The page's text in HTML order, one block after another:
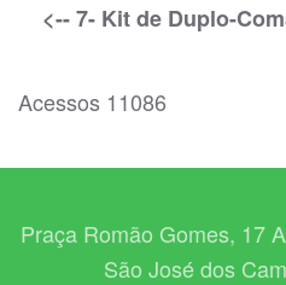
<-- 7- Kit de Duplo-
Acessos 11086
Praça Romão Gomes, 17
São José dos